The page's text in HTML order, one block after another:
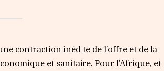
contraction inédite de l’offre et de la
et sanitaire. Pour l’Afrique, et